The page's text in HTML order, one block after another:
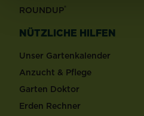
ROUNDUP®
NÜTZLICHE HILFEN
Unser Gartenkalender
Anzucht & Pflege
Garten Doktor
Erden Rechner